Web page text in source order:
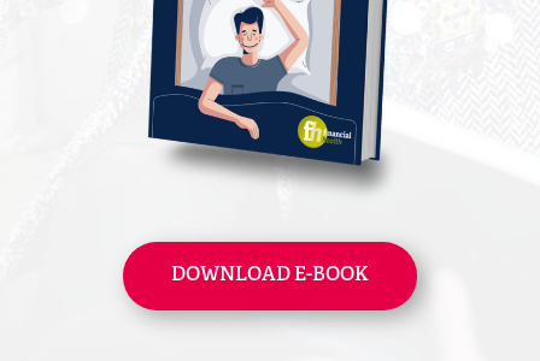
DOWNLOAD E-BOOK